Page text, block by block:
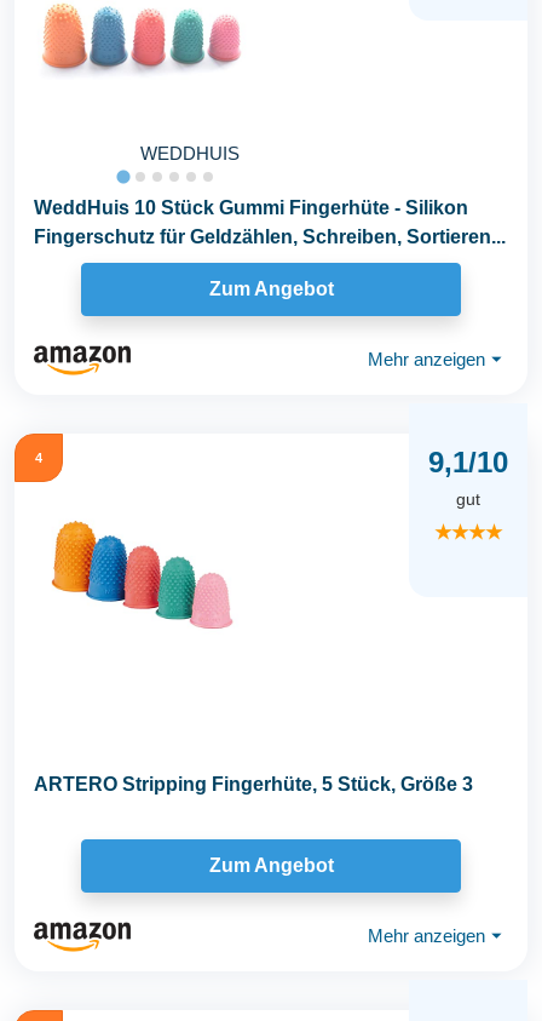
WEDDHUIS
WeddHuis 10 Stück Gummi Fingerhüte - Silikon
Fingerschutz für Geldzählen, Schreiben, Sortieren...
Zum Angebot
Mehr anzeigen ⏷
4 9,1/10
gut
★★★★
ARTERO Stripping Fingerhüte, 5 Stück, Größe 3
Zum Angebot
Mehr anzeigen ⏷